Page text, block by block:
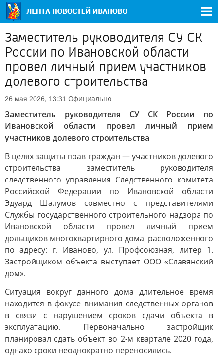
Заместитель руководителя СУ СК
России по Ивановской области
провел личный прием участников
долевого строительства
26 мая 2026, 13:31 Официально
Заместитель руководителя СУ СК России по
Ивановской области провел личный прием
участников долевого строительства
В целях защиты прав граждан — участников долевого
строительства заместитель руководителя
следственного управления Следственного комитета
Российской Федерации по Ивановской области
Эдуард Шалумов совместно с представителями
Службы государственного строительного надзора по
Ивановской области провел личный прием
дольщиков многоквартирного дома, расположенного
по адресу: г. Иваново, ул. Профсоюзная, литер 1.
Застройщиком объекта выступает ООО «Славянский
дом».
Ситуация вокруг данного дома длительное время
находится в фокусе внимания следственных органов
в связи с нарушением сроков сдачи объекта в
эксплуатацию. Первоначально застройщик
планировал сдать объект во 2-м квартале 2020 года,
однако сроки неоднократно переносились.